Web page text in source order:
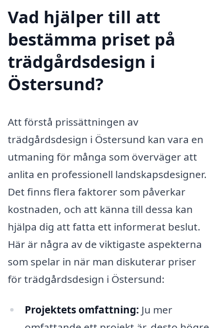
Vad hjälper till att
bestämma priset på
trädgårdsdesign i
Östersund?
Att förstå prissättningen av
trädgårdsdesign i Östersund kan vara en
utmaning för många som överväger att
anlita en professionell landskapsdesigner.
Det finns flera faktorer som påverkar
kostnaden, och att känna till dessa kan
hjälpa dig att fatta ett informerat beslut.
Här är några av de viktigaste aspekterna
som spelar in när man diskuterar priser
för trädgårdsdesign i Östersund:
Projektets omfattning: Ju mer